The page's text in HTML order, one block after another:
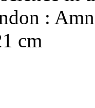
:
cm